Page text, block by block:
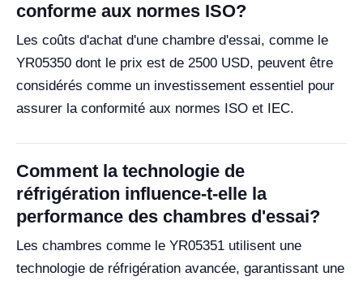
conforme aux normes ISO?
Les coûts d'achat d'une chambre d'essai, comme le
YR05350 dont le prix est de 2500 USD, peuvent être
considérés comme un investissement essentiel pour
assurer la conformité aux normes ISO et IEC.
Comment la technologie de
réfrigération influence-t-elle la
performance des chambres d'essai?
Les chambres comme le YR05351 utilisent une
technologie de réfrigération avancée, garantissant une